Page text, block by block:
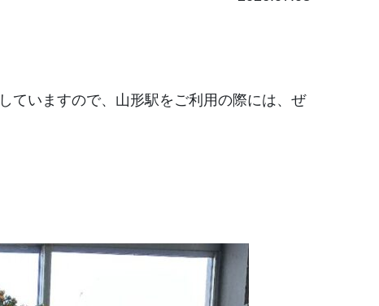
ていますので、山形駅をご利用の際には、ぜ